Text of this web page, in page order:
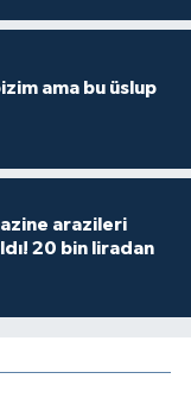
ama bu üslup
arazileri
20 bin liradan